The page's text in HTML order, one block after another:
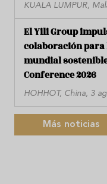
KUALA LUMPUR,
El Yili Group
colaboración
mundial
Conference 2026
HOHHOT, China, 3
Más noticias